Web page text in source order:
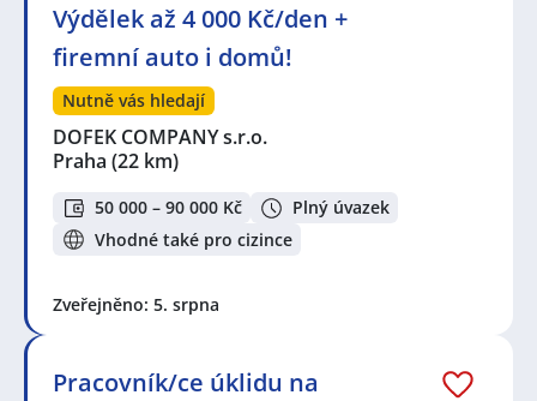
Výdělek až 4 000 Kč/den +
firemní auto i domů!
Nutně vás hledají
DOFEK COMPANY s.r.o.
Praha (22 km)
50 000 – 90 000 Kč
Plný úvazek
Vhodné také pro cizince
Zveřejněno: 5. srpna
Pracovník/ce úklidu na